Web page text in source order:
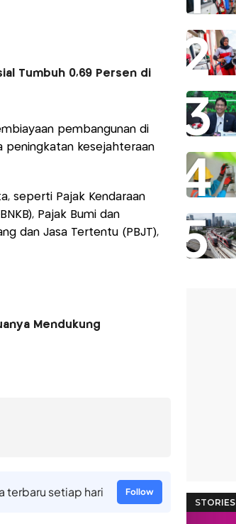
Tumbuh 0,69 Persen di
pembangunan di
peningkatan kesejahteraan
seperti Pajak Kendaraan
Pajak Bumi dan
dan Jasa Tertentu (PBJT),
Mendukung
setiap hari Follow